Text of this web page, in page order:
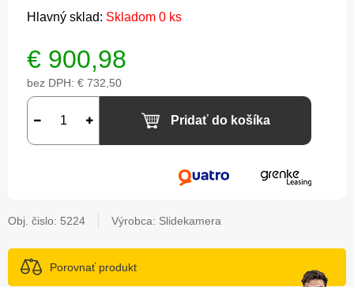
Hlavný sklad: Skladom 0 ks
€ 900,98
bez DPH: € 732,50
Pridať do košíka
Obj. čislo: 5224 Výrobca: Slidekamera
Porovnať produkt